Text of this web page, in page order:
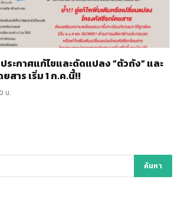
ระกาศแก้ไขและดัดแปลง “ตัวถัง” และ
สาร เริ่ม 1 ก.ค.นี้!!
น.